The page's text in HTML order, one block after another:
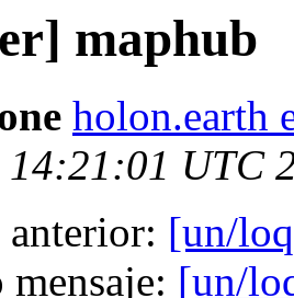
maphub
holon.earth
14:21:01 UTC
anterior: [un/
[un/